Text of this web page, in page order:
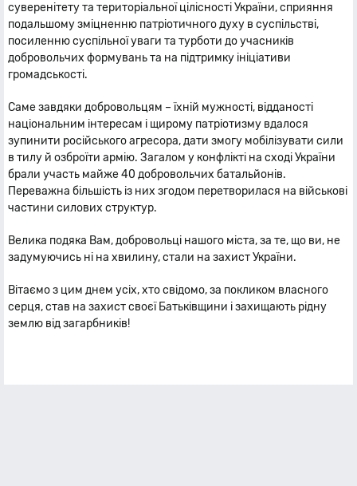
суверенітету та територіальної цілісності України, сприяння
подальшому зміцненню патріотичного духу в суспільстві,
посиленню суспільної уваги та турботи до учасників
добровольчих формувань та на підтримку ініціативи
громадськості.
Саме завдяки добровольцям – їхній мужності, відданості
національним інтересам і щирому патріотизму вдалося
зупинити російського агресора, дати змогу мобілізувати сили
в тилу й озброїти армію. Загалом у конфлікті на сході України
брали участь майже 40 добровольчих батальйонів.
Переважна більшість із них згодом перетворилася на військові
частини силових структур.
Велика подяка Вам, добровольці нашого міста, за те, що ви, не
задумуючись ні на хвилину, стали на захист України.
Вітаємо з цим днем усіх, хто свідомо, за покликом власного
серця, став на захист своєї Батьківщини і захищають рідну
землю від загарбників!